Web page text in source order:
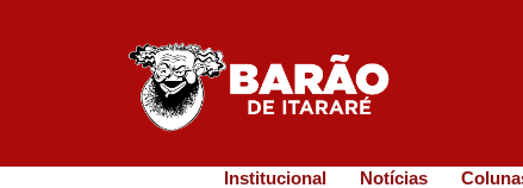
Institucional Notícias